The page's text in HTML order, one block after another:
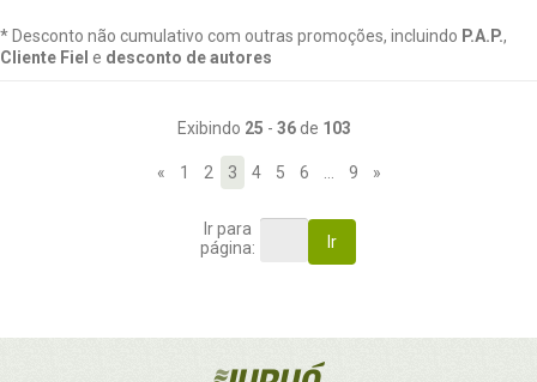
* Desconto não cumulativo com outras promoções, incluindo P.A.P.,
Cliente Fiel e desconto de autores
Exibindo 25 - 36de 103
« 1 2 3 4 5 6 9 »
Ir para
página:
Ir